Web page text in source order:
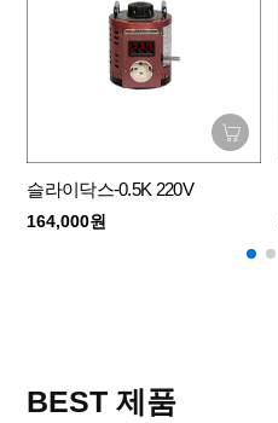
슬라이닥스-0.5K 220V
164,000원
BEST 제품